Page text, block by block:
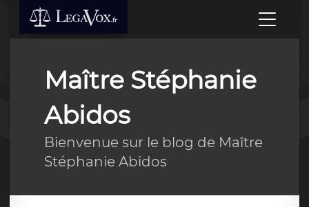
Maître Stéphanie
Abidos
Bienvenue sur le blog de Maître
Stéphanie Abidos